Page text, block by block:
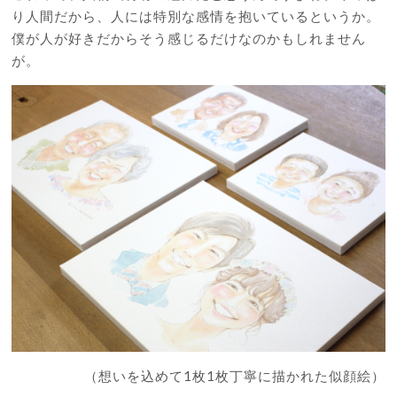
り人間だから、人には特別な感情を抱いているというか。
僕が人が好きだからそう感じるだけなのかもしれません
が。
（想いを込めて1枚1枚丁寧に描かれた似顔絵）